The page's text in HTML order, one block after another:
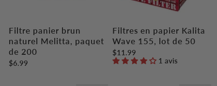
Filtre panier brun
naturel Melitta, paquet
de 200
$6.99
Filtres en papier Kalita
Wave 155, lot de 50
$11.99
1 avis